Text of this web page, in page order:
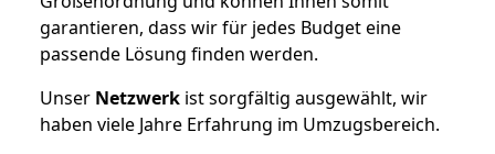
garantieren, dass wir für jedes Budget eine
passende Lösung finden werden.
Unser Netzwerk ist sorgfältig ausgewählt, wir
haben viele Jahre Erfahrung im Umzugsbereich.